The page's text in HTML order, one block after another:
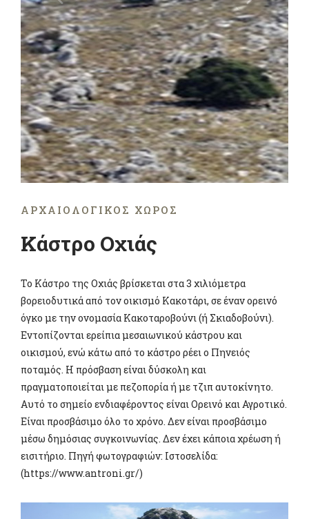
ΑΡΧΑΙΟΛΟΓΙΚΌΣ ΧΏΡΟΣ
Κάστρο Οχιάς
Το Κάστρο της Οχιάς βρίσκεται στα 3 χιλιόμετρα
βορειοδυτικά από τον οικισμό Κακοτάρι, σε έναν ορεινό
όγκο με την ονομασία Κακοταροβούνι (ή Σκιαδοβούνι).
Εντοπίζονται ερείπια μεσαιωνικού κάστρου και
οικισμού, ενώ κάτω από το κάστρο ρέει ο Πηνειός
ποταμός. Η πρόσβαση είναι δύσκολη και
πραγματοποιείται με πεζοπορία ή με τζιπ αυτοκίνητο.
Αυτό το σημείο ενδιαφέροντος είναι Ορεινό και Αγροτικό.
Είναι προσβάσιμο όλο το χρόνο. Δεν είναι προσβάσιμο
μέσω δημόσιας συγκοινωνίας. Δεν έχει κάποια χρέωση ή
εισιτήριο. Πηγή φωτογραφιών: Ιστοσελίδα:
(https://www.antroni.gr/)